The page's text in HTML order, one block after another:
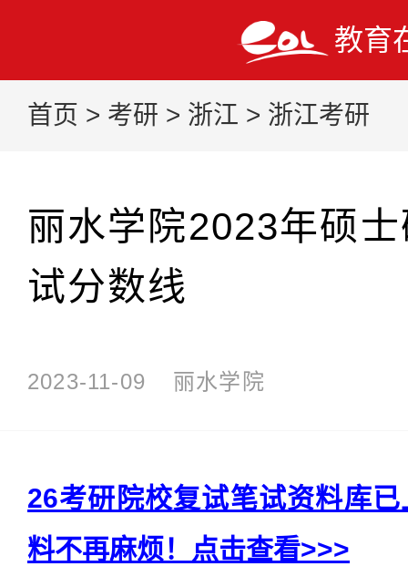
教育
首页 > 考研 > 浙江 > 浙江考研
丽水学院2023年硕
试分数线
2023-11-09 丽水学院
26考研院校复试笔试资料库
料不再麻烦！点击查看>>>